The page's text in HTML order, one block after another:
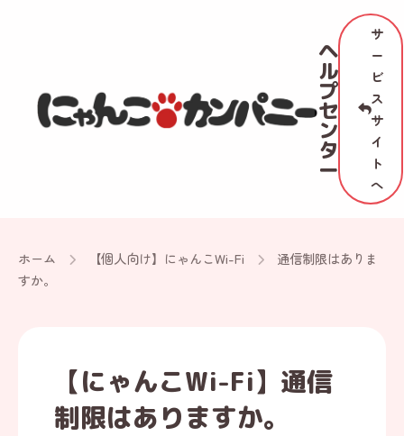
ヘ
ル
プ
セ
ン
タ
ー
サ
ー
ビ
ス
サ
イ
ト
へ
ホーム 【個人向け】にゃんこWi-Fi
通信制限はありま
すか。
【にゃんこWi-Fi】通信
制限はありますか。